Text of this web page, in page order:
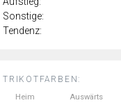
TRIKOTFARBEN:
Heim Auswärts
Sonstige:
Tendenz: